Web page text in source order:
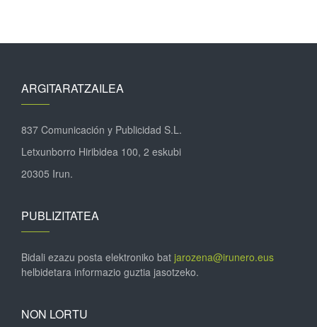
ARGITARATZAILEA
837 Comunicación y Publicidad S.L.
Letxunborro Hiribidea 100, 2 eskubi
20305 Irun.
PUBLIZITATEA
Bidali ezazu posta elektroniko bat jarozena@irunero.eus
helbidetara informazio guztia jasotzeko.
NON LORTU